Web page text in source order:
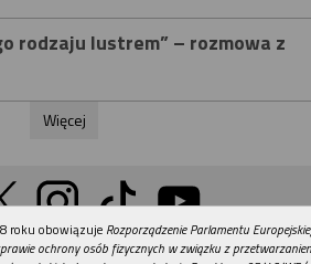
rodzaju lustrem” – rozmowa z
Więcej
Wersja na komputer
REKLAMA
roku obowiązuje Rozporządzenie Parlamentu
ochrony osób fizycznych w związku z